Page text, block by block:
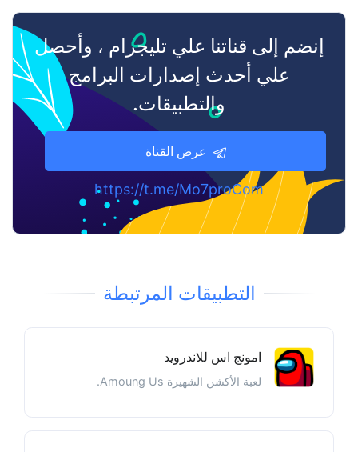
إنضم إلى قناتنا علي تليجرام ، وأحصل
علي أحدث إصدارات البرامج
والتطبيقات.
عرض القناة
https://t.me/Mo7proCom
التطبيقات المرتبطة
امونج اس للاندرويد
لعبة الأكشن الشهيرة Amoung Us.